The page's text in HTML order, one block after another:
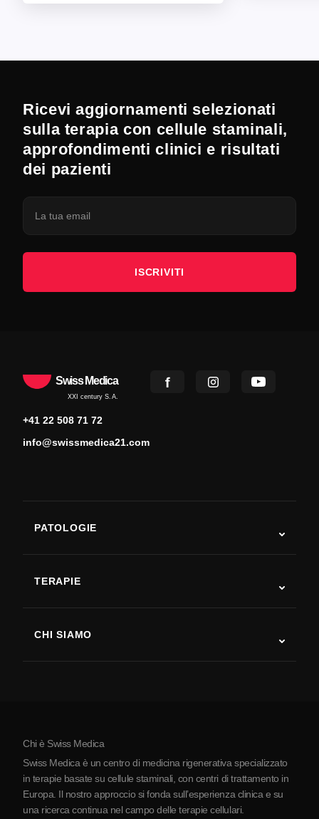
Ricevi aggiornamenti selezionati
sulla terapia con cellule staminali,
approfondimenti clinici e risultati
dei pazienti
ISCRIVITI
Swiss Medica
XXI century S.A.
+41 22 508 71 72
info@swissmedica21.com
PATOLOGIE
Malattia di Parkinson
Artrite
TERAPIE
CHI SIAMO
La Serbia
Partnership
Chi è Swiss Medica
Swiss Medica è un centro di medicina rigenerativa specializzato
in terapie basate su cellule staminali, con centri di trattamento in
Europa. Il nostro approccio si fonda sull’esperienza clinica e su
una ricerca continua nel campo delle terapie cellulari.